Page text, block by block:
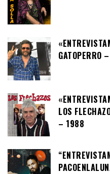
GATOPERRO
LOS
– 1988